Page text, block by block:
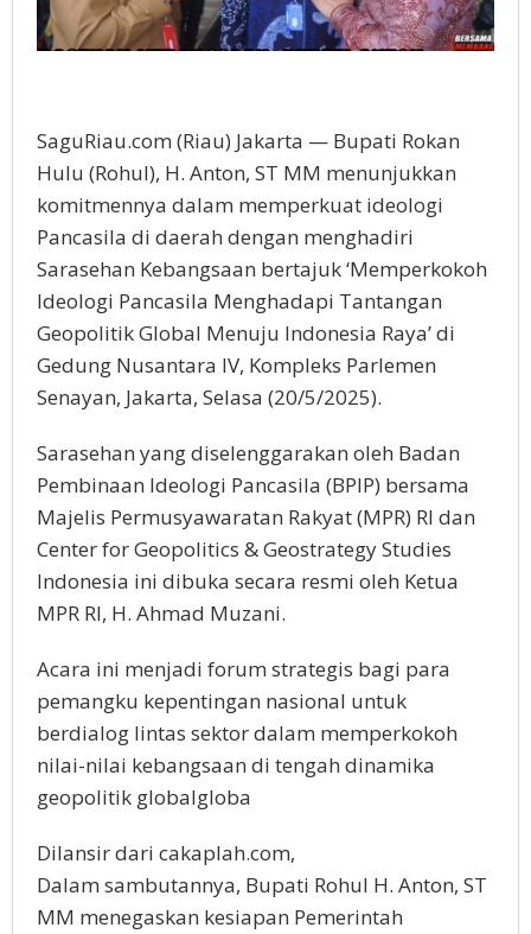
SaguRiau.com (Riau) Jakarta — Bupati Rokan
Hulu (Rohul), H. Anton, ST MM menunjukkan
komitmennya dalam memperkuat ideologi
Pancasila di daerah dengan menghadiri
Sarasehan Kebangsaan bertajuk ‘Memperkokoh
Ideologi Pancasila Menghadapi Tantangan
Geopolitik Global Menuju Indonesia Raya’ di
Gedung Nusantara IV, Kompleks Parlemen
Senayan, Jakarta, Selasa (20/5/2025).
Sarasehan yang diselenggarakan oleh Badan
Pembinaan Ideologi Pancasila (BPIP) bersama
Majelis Permusyawaratan Rakyat (MPR) RI dan
Center for Geopolitics & Geostrategy Studies
Indonesia ini dibuka secara resmi oleh Ketua
MPR RI, H. Ahmad Muzani.
Acara ini menjadi forum strategis bagi para
pemangku kepentingan nasional untuk
berdialog lintas sektor dalam memperkokoh
nilai-nilai kebangsaan di tengah dinamika
geopolitik globalgloba
Dilansir dari cakaplah.com,
Dalam sambutannya, Bupati Rohul H. Anton, ST
MM menegaskan kesiapan Pemerintah